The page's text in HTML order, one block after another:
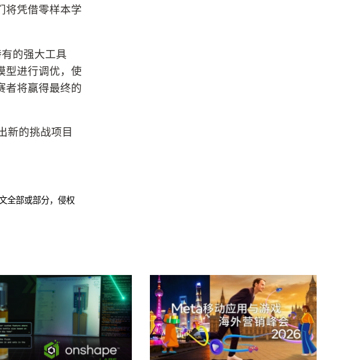
将凭借零样本学
的强大工具
型进行调优，使
者将赢得最终的
新的挑战项目
全部或部分，侵权